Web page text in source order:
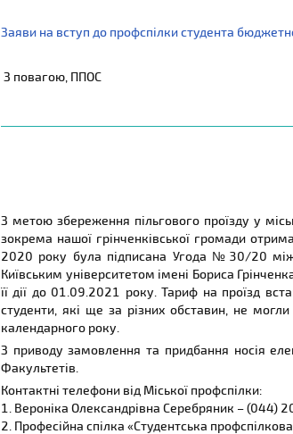
Заяви на вступ до профспілки студента
З повагою, ППОС
З метою збереження пільгового проїзду у
зокрема нашої грінченківської громади
2020 року була підписана Угода №30/20 між
Київським університетом імені Бориса
її дії до 01.09.2021 року. Тариф на проїзд
студенти, які ще за різних обставин, не
календарного року.
З приводу замовлення та придбання носія
Факультетів.
Контактні телефони від Міської профспілки:
1. Вероніка Олександрівна Серебряник – (044)
2. Професійна спілка «Студентська